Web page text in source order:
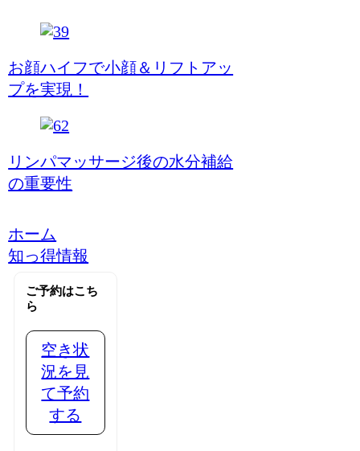
お顔ハイフで小顔＆リフトアッ
プを実現！
リンパマッサージ後の水分補給
の重要性
ホーム
知っ得情報
ご予約はこち
ら
空き状
況を見
て予約
する